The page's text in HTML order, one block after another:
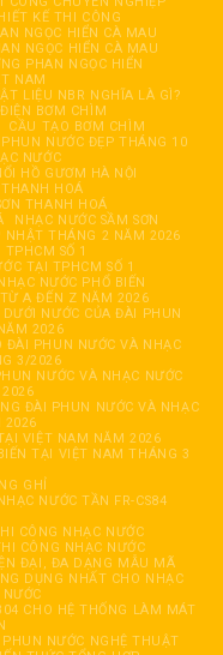
KẾ THI CÔNG
NGỌC HIỂN CÀ MAU
NGỌC HIỂN CÀ MAU
PHAN NGỌC HIỂN
NAM
LIỆU NBR NGHĨA LÀ GÌ?
BƠM CHÌM
CẦU TẠO BƠM CHÌM
NƯỚC ĐẸP THÁNG 10
NƯỚC
HỒ GƯƠM HÀ NỘI
HOÁ
THANH HOÁ
NHẠC NƯỚC SẦM SƠN
NHẬT THÁNG 2 NĂM 2026
SỐ 1
TẠI TPHCM SỐ 1
NƯỚC PHỔ BIẾN
A ĐẾN Z NĂM 2026
NƯỚC CỦA ĐÀI PHUN
2026
ĐÀI PHUN NƯỚC VÀ NHẠC
3/2026
NƯỚC VÀ NHẠC NƯỚC
ĐÀI PHUN NƯỚC VÀ NHẠC
2026
VIỆT NAM NĂM 2026
TẠI VIỆT NAM THÁNG 3
GHỈ
NƯỚC TẦN FR-CS84
CÔNG NHẠC NƯỚC
CÔNG NHẠC NƯỚC
ĐẠI, ĐA DẠNG MẪU MÃ
DỤNG NHẤT CHO NHẠC
CHO HỆ THỐNG LÀM MÁT
NƯỚC NGHỆ THUẬT